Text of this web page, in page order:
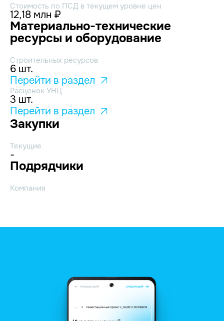
Стоимость по ПСД в текущем уровне цен
12,18 млн ₽
Материально-технические
ресурсы и оборудование
Строительных ресурсов
6 шт.
Перейти в раздел
Расценок УНЦ
3 шт.
Перейти в раздел
Закупки
Текущие
-
Подрядчики
Компания